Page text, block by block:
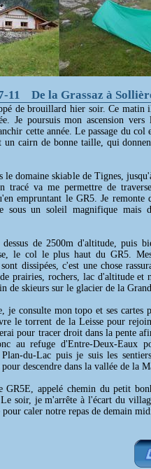
11 De la Grassaz à
de brouillard hier soir. Ce matin
Je poursuis mon ascension
cette année. Le passage du col
un cairn de bonne taille, qui
le domaine skiable de Tignes,
tracé va me permettre de
empruntant le GR5. Je remonte
sous un soleil magnifique mais
de 2500m d'altitude, puis
le col le plus haut du GR5.
dissipées, c'est une chose
prairies, rochers, lac d'altitude et
de skieurs sur le glacier de la
je consulte mon topo et ses cartes
le torrent de la Leisse pour
pour tracer droit dans la pente
au refuge d'Entre-Deux-Eaux
du-Lac puis je suis les
descendre dans la vallée de la
GR5E, appelé chemin du petit
soir, je m'arrête à l'écart du
caler notre repas de demain